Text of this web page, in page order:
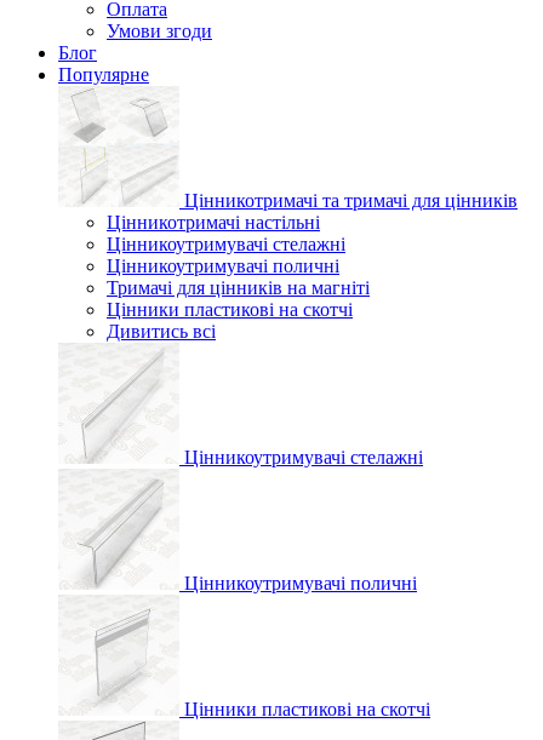
Оплата
Умови згоди
Блог
Популярне
Цінникотримачі та тримачі для цінників
Цінникотримачі настільні
Цінникоутримувачі стелажні
Цінникоутримувачі поличні
Тримачі для цінників на магніті
Цінники пластикові на скотчі
Дивитись всі
Цінникоутримувачі стелажні
Цінникоутримувачі поличні
Цінники пластикові на скотчі